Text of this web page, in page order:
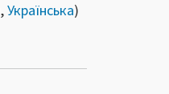
,Українська)